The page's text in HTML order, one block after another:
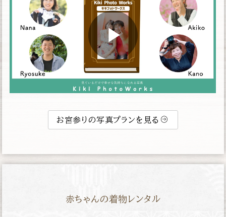
お宮参りの写真プランを見る
赤ちゃんの着物レンタル